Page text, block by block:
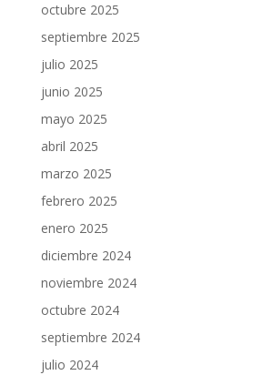
octubre 2025
septiembre 2025
julio 2025
junio 2025
mayo 2025
abril 2025
marzo 2025
febrero 2025
enero 2025
diciembre 2024
noviembre 2024
octubre 2024
septiembre 2024
julio 2024